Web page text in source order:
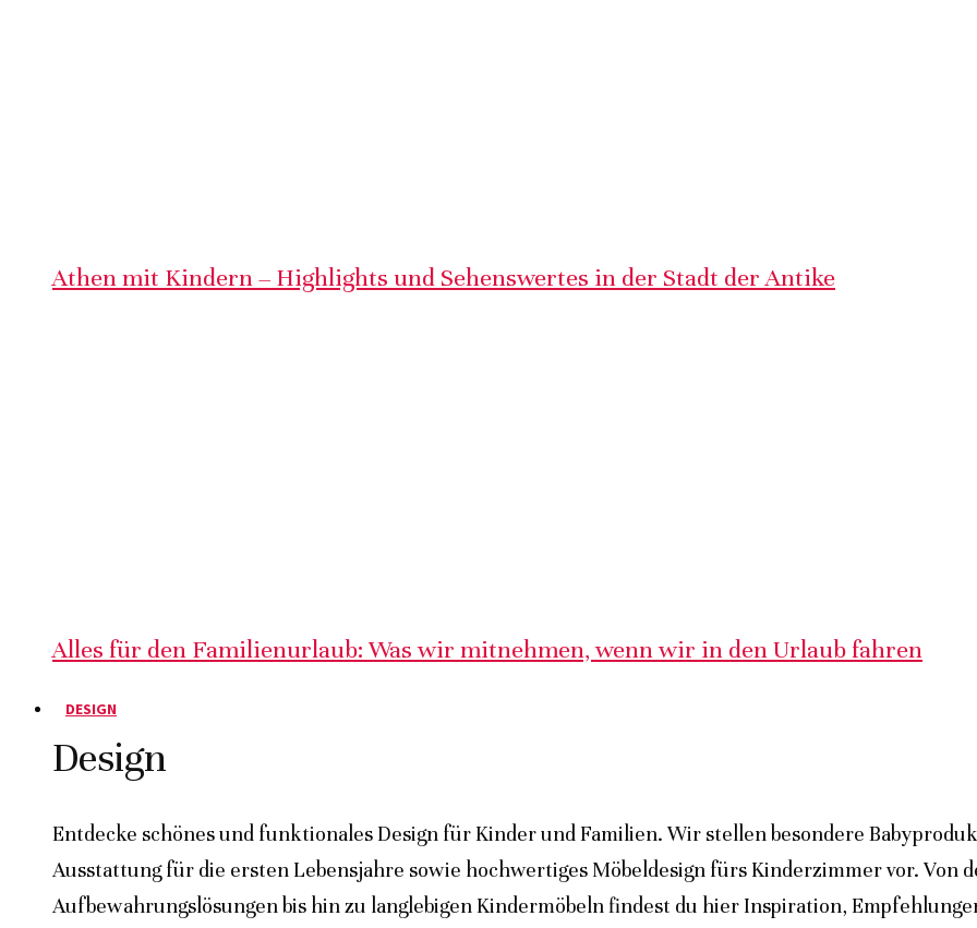
Athen mit Kindern – Highlights und Sehenswertes in der Stadt der Antike
Alles für den Familienurlaub: Was wir mitnehmen, wenn wir in den Urlaub fahren
DESIGN
Design
Entdecke schönes und funktionales Design für Kinder und Familien. Wir stellen besondere
Ausstattung für die ersten Lebensjahre sowie hochwertiges Möbeldesign fürs Kinderzimmer vor. Von
Aufbewahrungslösungen bis hin zu langlebigen Kindermöbeln findest du hier Inspiration,